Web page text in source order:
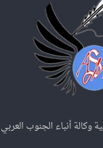
وكالة أنباء الجنوب العربي